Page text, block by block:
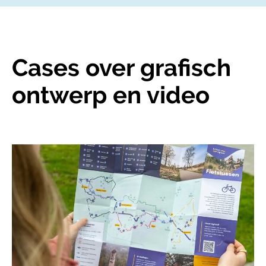
Cases over grafisch
ontwerp en video